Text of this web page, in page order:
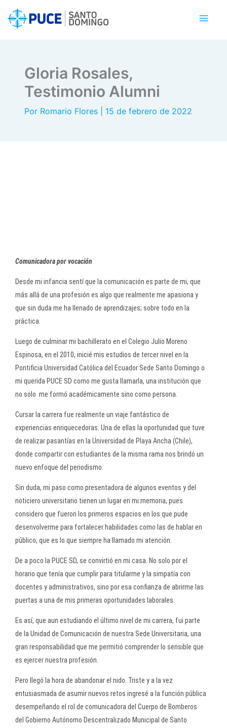
Gloria Rosales,
Testimonio Alumni
Por Romario Flores 15 de febrero de 2022
Comunicadora por vocación
Desde mi infancia sentí que la comunicación es parte de mi, que
más allá de una profesión es algo que realmente me apasiona y
que sin duda me ha llenado de aprendizajes; sobre todo en la
práctica.
Luego de culminar mi bachillerato en el Colegio Julio Moreno
Espinosa, en el 2010, inicié mis estudios de tercer nivel en la
Pontificia Universidad Católica del Ecuador Sede Santo Domingo o
mi querida PUCE SD como me gusta llamarla, una institución que
no solo me formó académicamente sino como persona.
Cursar la carrera fue realmente un viaje fantástico de
experiencias enriquecedoras. Una de ellas la oportunidad que tuve
de realizar pasantías en la Universidad de Playa Ancha (Chile),
donde compartir con estudiantes de la misma rama nos brindó un
nuevo enfoque del periodismo.
Sin duda, mi paso como presentadora de algunos eventos y del
noticiero universitario tienen un lugar en mi memoria, pues
considero que fueron los primeros espacios en los que pude
desenvolverme para fortalecer habilidades como las de hablar en
público, que es lo que siempre ha llamado mi atención.
De a poco la PUCE SD, se convirtió en mi casa. No solo por el
horario que tenía que cumplir para titularme y la simpatía con
docentes y administrativos, sino por esa confianza de abrirme las
puertas a una de mis primeras oportunidades laborales.
Es así, que aun estudiando el último nivel de mi carrera, fui parte
de la Unidad de Comunicación de nuestra Sede Universitaria, una
gran responsabilidad que me permitió comprender lo sensible que
es ejercer nuestra profesión.
Pero llegó la hora de abandonar el nido. Triste y a la vez
entusiasmada de asumir nuevos retos ingresé a la función pública
desempeñando el rol de comunicadora del Cuerpo de Bomberos
del Gobierno Autónomo Descentralizado Municipal de Santo